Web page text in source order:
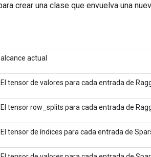
crear una clase que envuelva una
alcance actual
El tensor de valores para cada entrada de
El tensor row_splits para cada entrada de
El tensor de índices para cada entrada de